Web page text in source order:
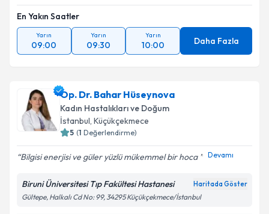
En Yakın Saatler
Yarın
09:00
Yarın
09:30
Yarın
10:00 Daha Fazla
Op. Dr. Bahar Hüseynova
Kadın Hastalıkları ve Doğum
İstanbul, Küçükçekmece
5 (1 Değerlendirme)
Bilgisi enerjisi ve güler yüzlü mükemmel bir hoca ️ Devamı
Biruni Üniversitesi Tıp Fakültesi Hastanesi Haritada Göster
Gültepe, Halkalı Cd No: 99, 34295 Küçükçekmece/İstanbul